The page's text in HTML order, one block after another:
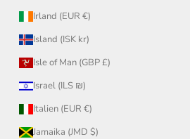
Irland (EUR €)
Island (ISK kr)
Isle of Man (GBP £)
Israel (ILS ₪)
Italien (EUR €)
Jamaika (JMD $)